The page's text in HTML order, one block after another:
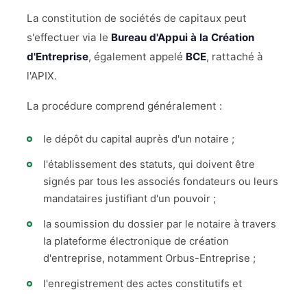
La constitution de sociétés de capitaux peut
s'effectuer via le Bureau d'Appui à la Création
d'Entreprise, également appelé BCE, rattaché à
l'APIX.
La procédure comprend généralement :
le dépôt du capital auprès d'un notaire ;
l'établissement des statuts, qui doivent être
signés par tous les associés fondateurs ou leurs
mandataires justifiant d'un pouvoir ;
la soumission du dossier par le notaire à travers
la plateforme électronique de création
d'entreprise, notamment Orbus-Entreprise ;
l'enregistrement des actes constitutifs et